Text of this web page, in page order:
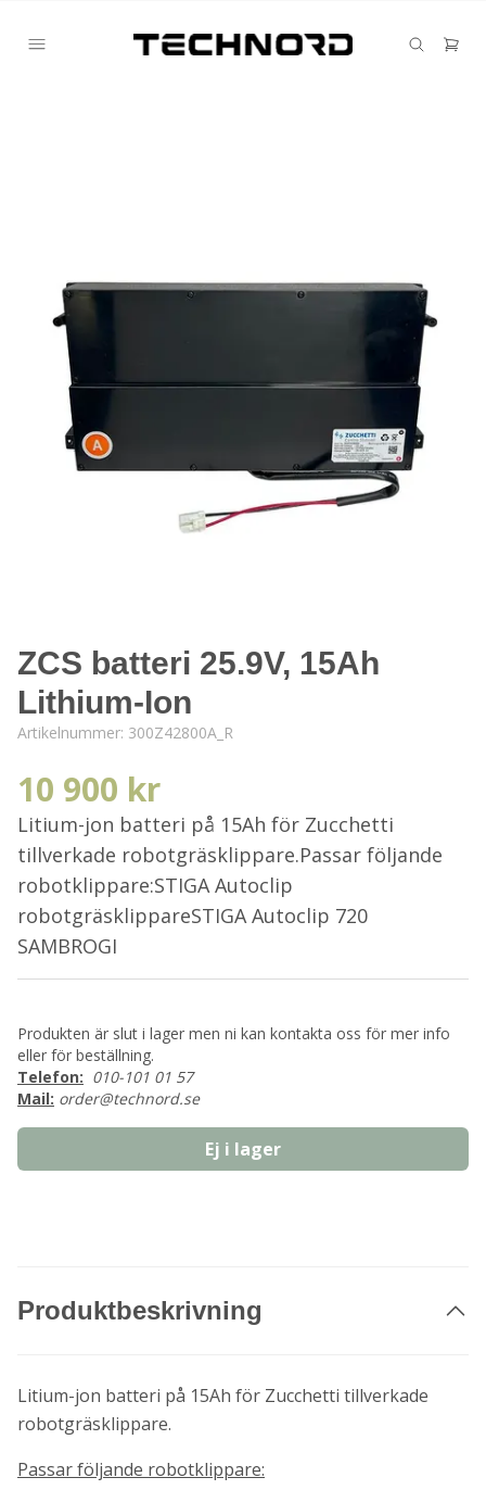
ZCS batteri 25.9V, 15Ah
Lithium-Ion
Artikelnummer: 300Z42800A_R
10 900 kr
Litium-jon batteri på 15Ah för Zucchetti
tillverkade robotgräsklippare.Passar följande
robotklippare:STIGA Autoclip
robotgräsklippareSTIGA Autoclip 720
SAMBROGI
Produkten är slut i lager men ni kan kontakta oss för mer info
eller för beställning.
Telefon: 010-101 01 57
Mail: order@technord.se
Ej i lager
Produktbeskrivning
Litium-jon batteri på 15Ah för Zucchetti tillverkade
robotgräsklippare.
Passar följande robotklippare: